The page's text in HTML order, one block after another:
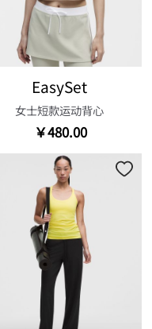
EasySet
女士短款运动背心
￥480.00